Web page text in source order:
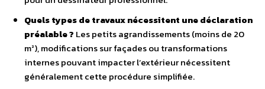
Quels types de travaux nécessitent une déclaration
préalable ? Les petits agrandissements (moins de 20
m²), modifications sur façades ou transformations
internes pouvant impacter l’extérieur nécessitent
généralement cette procédure simplifiée.